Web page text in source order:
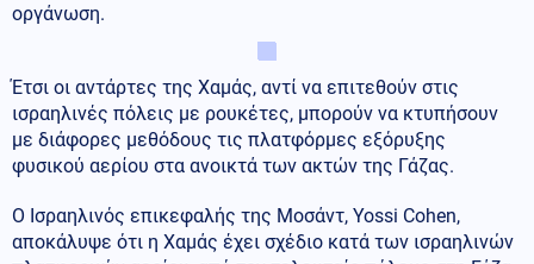
οργάνωση.
Έτσι οι αντάρτες της Χαμάς, αντί να επιτεθούν στις
ισραηλινές πόλεις με ρουκέτες, μπορούν να κτυπήσουν
με διάφορες μεθόδους τις πλατφόρμες εξόρυξης
φυσικού αερίου στα ανοικτά των ακτών της Γάζας.
Ο Ισραηλινός επικεφαλής της Μοσάντ, Yossi Cohen,
αποκάλυψε ότι η Χαμάς έχει σχέδιο κατά των ισραηλινών